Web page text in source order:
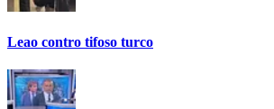
Leao contro tifoso turco